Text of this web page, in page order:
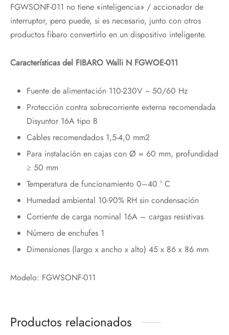
FGWSONF-011 no tiene «inteligencia» / accionador de
interruptor, pero puede, si es necesario, junto con otros
productos fibaro convertirlo en un dispositivo inteligente.
Características del FIBARO Walli N FGWOE-011
Fuente de alimentación 110-230V ~ 50/60 Hz
Protección contra sobrecorriente externa recomendada
Disyuntor 16A tipo B
Cables recomendados 1,5-4,0 mm2
Para instalación en cajas con Ø = 60 mm, profundidad
≥ 50 mm
Temperatura de funcionamiento 0–40 ° C
Humedad ambiental 10-90% RH sin condensación
Corriente de carga nominal 16A – cargas resistivas
Número de enchufes 1
Dimensiones (largo x ancho x alto) 45 x 86 x 86 mm
Modelo: FGWSONF-011
Productos relacionados